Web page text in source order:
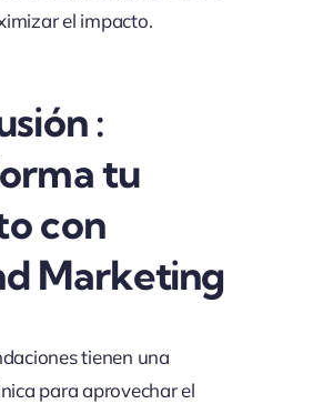
el impacto.
:
tu
con
Marketing
tienen una
para aprovechar el